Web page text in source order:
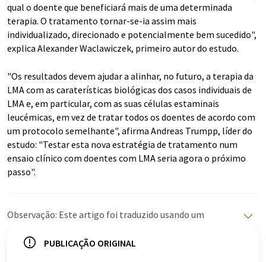
qual o doente que beneficiará mais de uma determinada
terapia. O tratamento tornar-se-ia assim mais
individualizado, direcionado e potencialmente bem sucedido",
explica Alexander Waclawiczek, primeiro autor do estudo.
"Os resultados devem ajudar a alinhar, no futuro, a terapia da
LMA com as caraterísticas biológicas dos casos individuais de
LMA e, em particular, com as suas células estaminais
leucémicas, em vez de tratar todos os doentes de acordo com
um protocolo semelhante", afirma Andreas Trumpp, líder do
estudo: "Testar esta nova estratégia de tratamento num
ensaio clínico com doentes com LMA seria agora o próximo
passo".
Observação: Este artigo foi traduzido usando um
LUMITOS oferece essas traduções automáticas para
PUBLICAÇÃO ORIGINAL